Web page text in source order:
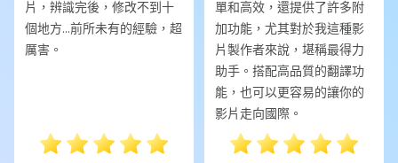
片，辨識完後，修改不到十
個地方...前所未有的經驗，超
厲害。
單和高效，還提供了許多附
加功能，尤其對於我這種影
片製作者來說，堪稱最得力
助手。搭配高品質的翻譯功
能，也可以更容易的讓你的
影片走向國際。